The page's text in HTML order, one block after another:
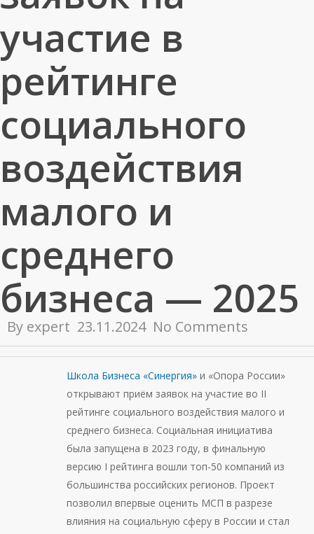
участие в
рейтинге
социального
воздействия
малого и
среднего
бизнеса — 2025
By expert 23.11.2024 No Comments
Школа Бизнеса «Синергия» и «Опора России»
открывают приём заявок на участие во II
рейтинге социального воздействия малого и
среднего бизнеса. Социальная инициатива
была запущена в 2023 году, в финальную
версию I рейтинга вошли топ-50 компаний из
большинства российских регионов. Проект
позволил впервые оценить МСП в разрезе
влияния на социальную сферу в России и стал